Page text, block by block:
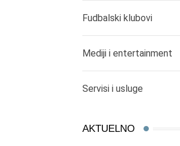
Fudbalski klubovi
Mediji i entertainment
Servisi i usluge
AKTUELNO